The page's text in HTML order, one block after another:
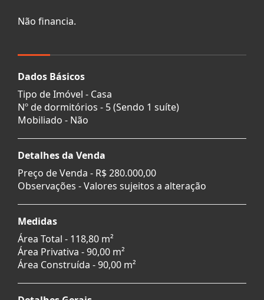
Não financia.
Dados Básicos
Tipo de Imóvel - Casa
Nº de dormitórios - 5 (Sendo 1 suíte)
Mobiliado - Não
Detalhes da Venda
Preço de Venda - R$ 280.000,00
Observações - Valores sujeitos a alteração
Medidas
Área Total - 118,80 m²
Área Privativa - 90,00 m²
Área Construída - 90,00 m²